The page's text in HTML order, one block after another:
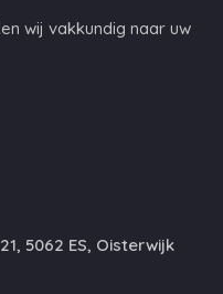
wij vakkundig naar uw
5062 ES, Oisterwijk